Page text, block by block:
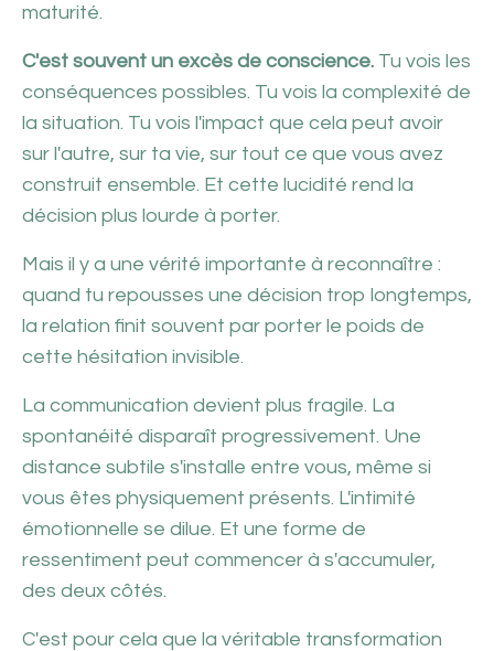
maturité.
C'est souvent un excès de conscience. Tu vois les
conséquences possibles. Tu vois la complexité de
la situation. Tu vois l'impact que cela peut avoir
sur l'autre, sur ta vie, sur tout ce que vous avez
construit ensemble. Et cette lucidité rend la
décision plus lourde à porter.
Mais il y a une vérité importante à reconnaître :
quand tu repousses une décision trop longtemps,
la relation finit souvent par porter le poids de
cette hésitation invisible.
La communication devient plus fragile. La
spontanéité disparaît progressivement. Une
distance subtile s'installe entre vous, même si
vous êtes physiquement présents. L'intimité
émotionnelle se dilue. Et une forme de
ressentiment peut commencer à s'accumuler,
des deux côtés.
C'est pour cela que la véritable transformation